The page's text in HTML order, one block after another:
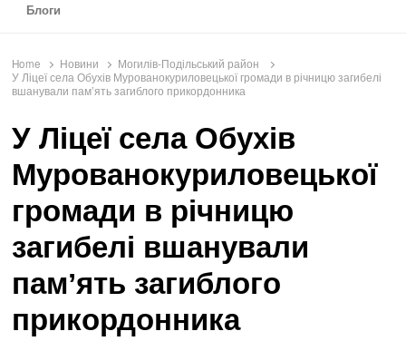
Блоги
Home Новини
Могилів-Подільський район
У Ліцеї села Обухів Мурованокуриловецької громади в річницю загибелі
вшанували памʼять загиблого прикордонника
У Ліцеї села Обухів
Мурованокуриловецької
громади в річницю
загибелі вшанували
памʼять загиблого
прикордонника